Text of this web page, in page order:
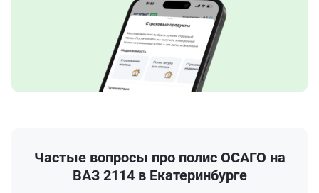
Частые вопросы про полис ОСАГО на
ВАЗ 2114 в Екатеринбурге